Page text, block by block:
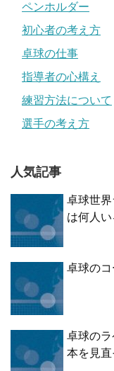
ペンホルダー
初心者の考え方
卓球の仕事
指導者の心構え
練習方法について
選手の考え方
人気記事
卓球世
は何人い
卓球のコ
卓球の
本を見直